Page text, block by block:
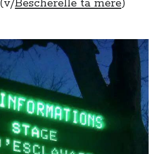
(v/Bescherelle ta mère)